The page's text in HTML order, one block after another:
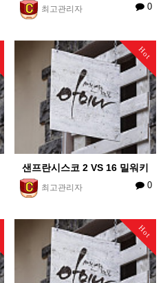
최고관리자 0
Hot
샌프란시스코 2 VS 16 밀워키
최고관리자 0
Hot